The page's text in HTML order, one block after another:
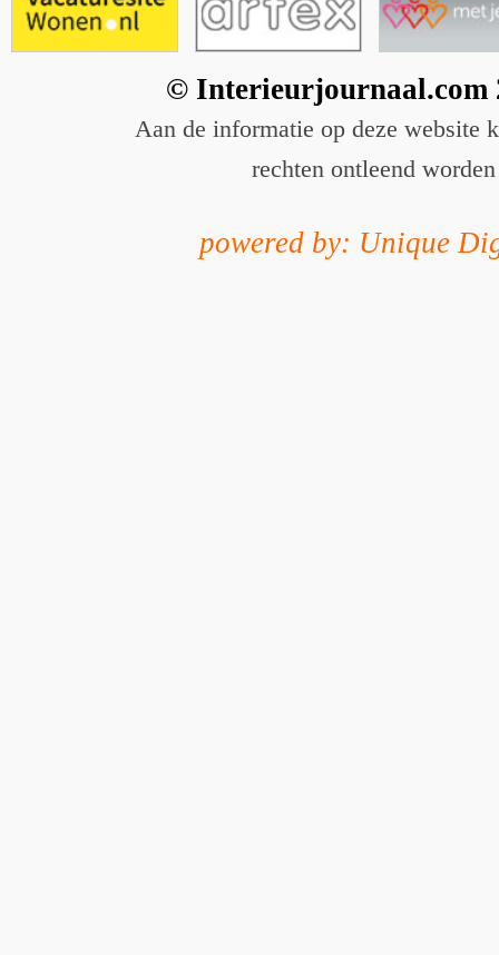
© Interieurjournaal.com
Aan de informatie op deze website
rechten ontleend worden
powered by: Unique